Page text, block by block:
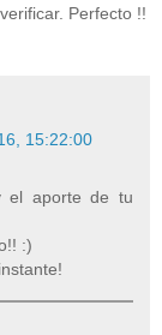
Perfecto !!
15:22:00
el aporte de tu
:)